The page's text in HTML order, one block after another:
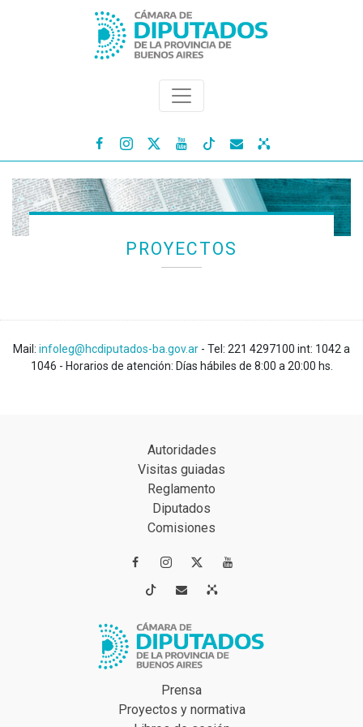
   
PROYECTOS
Mail: infoleg@hcdiputados-ba.gov.ar - Tel: 221 4297100 int: 1042 a
1046 - Horarios de atención: Días hábiles de 8:00 a 20:00 hs.
Autoridades
Visitas guiadas
Reglamento
Diputados
Comisiones
 
 
Prensa
Proyectos y normativa